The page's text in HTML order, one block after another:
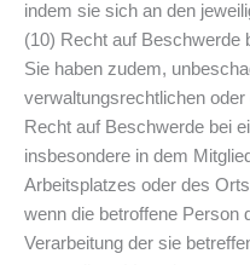
indem sie sich an den
(10) Recht auf Beschwerde
Sie haben zudem,
verwaltungsrechtlichen
Recht auf Beschwerde bei
insbesondere in dem
Arbeitsplatzes oder des
wenn die betroffene Person
Verarbeitung der sie